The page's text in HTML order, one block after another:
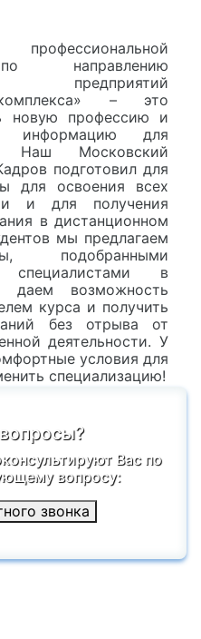
направлению
предприятий
комплекса» – это
новую профессию и
информацию для
Наш Московский
подготовил для
для освоения всех
и для получения
в дистанционном
мы предлагаем
подобранными
специалистами в
возможность
курса и получить
без отрыва от
деятельности. У
условия для
специализацию!
Вас по
вопросу:
звонка